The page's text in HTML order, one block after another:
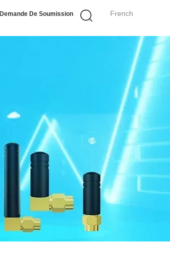
French
Demande De Soumission